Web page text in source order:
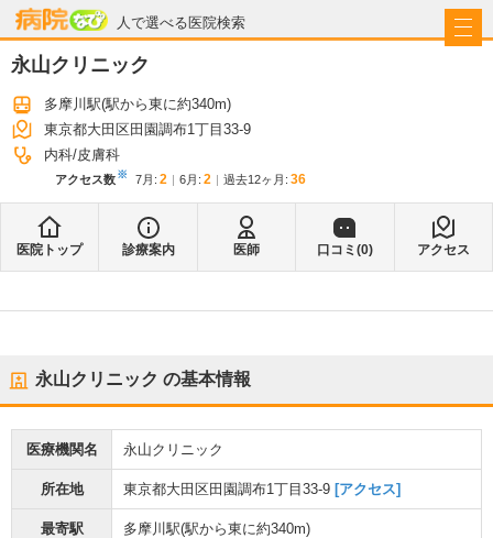
人で選べる医院検索
病院なび
永山クリニック
多摩川駅(駅から東に約340m)
東京都大田区田園調布1丁目33-9
内科 皮膚科
アクセス数※ 7月 : 2 6月 : 2 過去12ヶ月: 36
医院トップ 診療案内 医師 口コミ(0) アクセス
永山クリニック の基本情報
医療機関名 永山クリニック
所在地 東京都大田区田園調布1丁目33-9 [アクセス]
最寄駅 多摩川駅(駅から東に約340m)